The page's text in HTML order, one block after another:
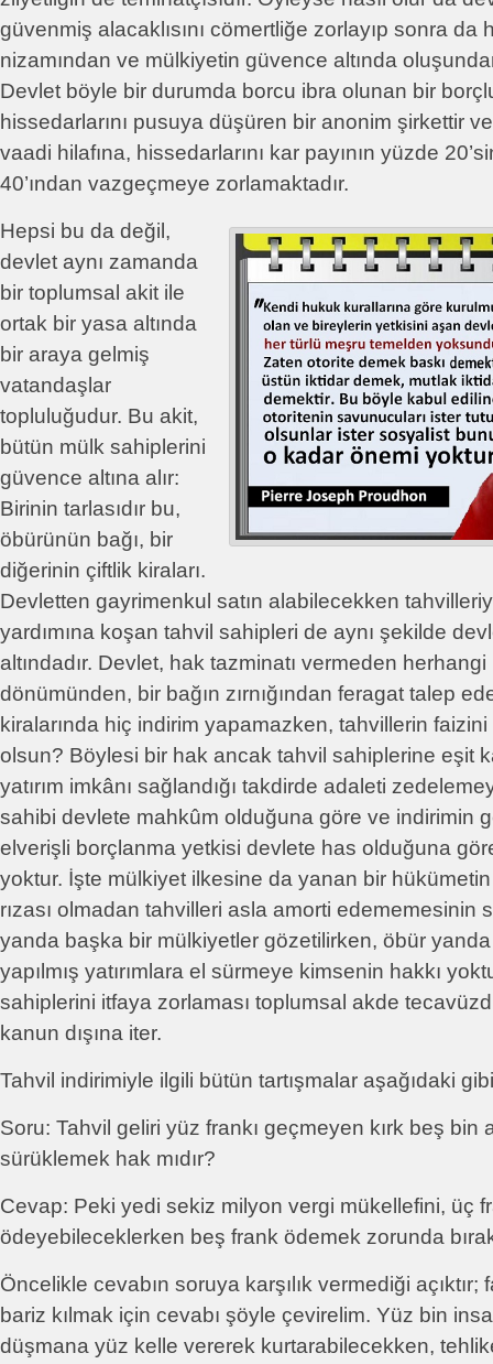
güvenmiş alacaklısını cömertliğe zorlayıp sonra da
nizamından ve mülkiyetin güvence altında
Devlet böyle bir durumda borcu ibra olunan bir
hissedarlarını pusuya düşüren bir anonim şirkettir
vaadi hilafına, hissedarlarını kar payının yüzde
40’ından vazgeçmeye zorlamaktadır.
Hepsi bu da değil,
devlet aynı zamanda
bir toplumsal akit ile
ortak bir yasa altında
bir araya gelmiş
vatandaşlar
topluluğudur. Bu akit,
bütün mülk sahiplerini
güvence altına alır:
Birinin tarlasıdır bu,
öbürünün bağı, bir
diğerinin çiftlik kiraları.
Devletten gayrimenkul satın alabilecekken
yardımına koşan tahvil sahipleri de aynı şekilde
altındadır. Devlet, hak tazminatı vermeden
dönümünden, bir bağın zırnığından feragat talep
kiralarında hiç indirim yapamazken, tahvillerin
olsun? Böylesi bir hak ancak tahvil sahiplerine eşit
yatırım imkânı sağlandığı takdirde adaleti
sahibi devlete mahkûm olduğuna göre ve indirimin
elverişli borçlanma yetkisi devlete has olduğuna
yoktur. İşte mülkiyet ilkesine da yanan bir
rızası olmadan tahvilleri asla amorti edememesinin
yanda başka bir mülkiyetler gözetilirken, öbür
yapılmış yatırımlara el sürmeye kimsenin hakkı
sahiplerini itfaya zorlaması toplumsal akde
kanun dışına iter.
Tahvil indirimiyle ilgili bütün tartışmalar aşağıdaki
Soru: Tahvil geliri yüz frankı geçmeyen kırk beş bin
sürüklemek hak mıdır?
Cevap: Peki yedi sekiz milyon vergi mükellefini, üç
ödeyebileceklerken beş frank ödemek zorunda
Öncelikle cevabın soruya karşılık vermediği açıktır;
bariz kılmak için cevabı şöyle çevirelim. Yüz bin
düşmana yüz kelle vererek kurtarabilecekken,